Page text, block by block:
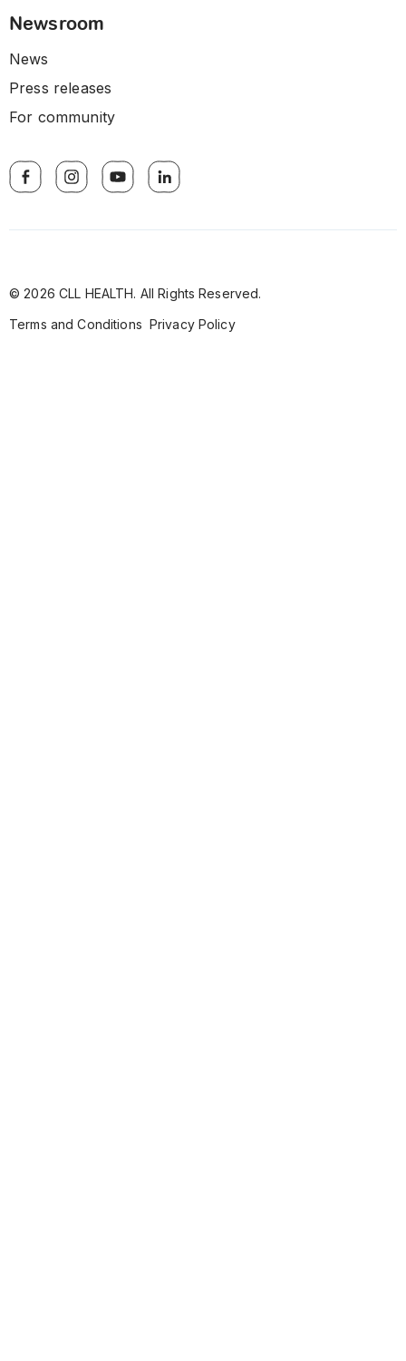
Newsroom
News
Press releases
For community
© 2026 CLL HEALTH. All Rights Reserved.
Terms and Conditions Privacy Policy